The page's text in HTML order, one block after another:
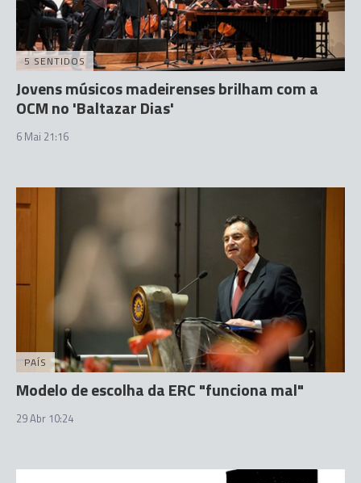
5 SENTIDOS
Jovens músicos madeirenses brilham com a
OCM no 'Baltazar Dias'
6 Mai 21:16
PAÍS
Modelo de escolha da ERC "funciona mal"
29 Abr 10:24